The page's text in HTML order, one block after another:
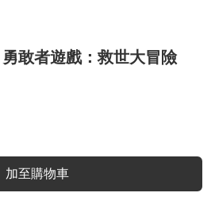
敢者遊戲：救世大冒險
加至購物車